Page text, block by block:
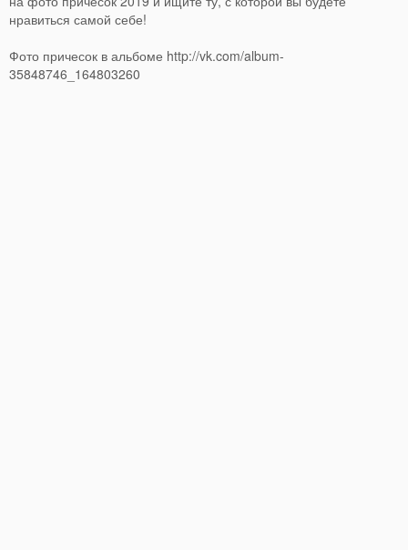
нравиться самой себе!
Фото причесок в альбоме http://vk.com/album-
35848746_164803260